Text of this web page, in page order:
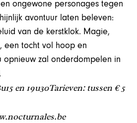
ongewone personages tegen
avontuur laten beleven:
van de kerstklok. Magie,
een tocht vol hoop en
opnieuw zal onderdompelen in
en 19u30Tarieven: tussen € 5